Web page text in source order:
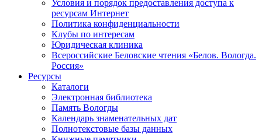
Условия и порядок предоставления доступа к
ресурсам Интернет
Политика конфиденциальности
Клубы по интересам
Юридическая клиника
Всероссийские Беловские чтения «Белов. Вологда.
Россия»
Ресурсы
Каталоги
Электронная библиотека
Память Вологды
Календарь знаменательных дат
Полнотекстовые базы данных